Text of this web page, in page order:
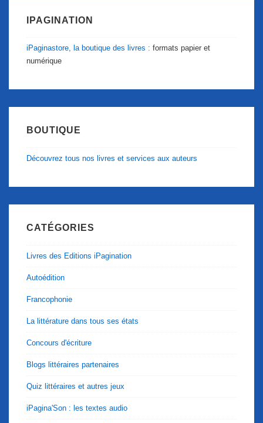
IPAGINATION
iPaginastore, la boutique des livres : formats papier et
numérique
BOUTIQUE
Découvrez tous nos livres et services aux auteurs
CATÉGORIES
Livres des Editions iPagination
Autoédition
Francophonie
La littérature dans tous ses états
Concours d'écriture
Blogs littéraires partenaires
Quiz littéraires et autres jeux
iPagina'Son : les textes audio